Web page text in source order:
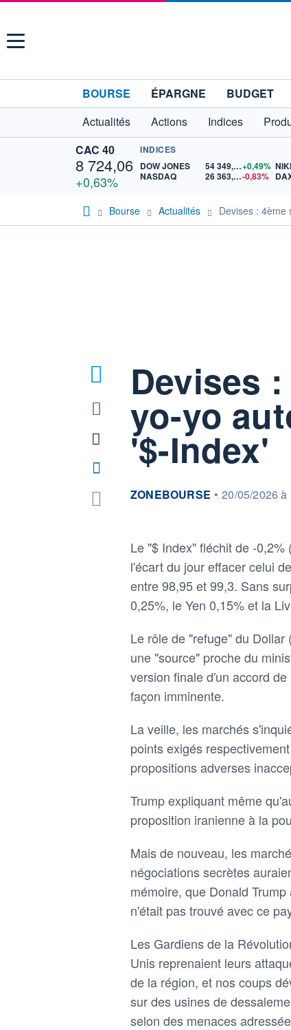
Menu
BOURSE ÉPARGNE BUDGET
Actualités
Actions Indices
CAC 40
8 724,06
+0,63%
INDICES
DOW JONES
54 349,12+0,49%
NASDAQ
26 363,44-0,83%
Bourse Actualités Devises : 4ème
Devises
yo-yo
'$-Index'
information fournie par
ZONEBOURSE • 20/05/2026 à
Le "$ Index" fléchit de -
l'écart du jour effacer celui
entre 98,95 et 99,3. Sans
0,25%, le Yen 0,15% et la
Le rôle de "refuge" du
une "source" proche du
version finale d'un accord
façon imminente.
La veille, les marchés
points exigés
propositions adverses
Trump expliquant même
proposition iranienne à la
Mais de nouveau, les
négociations secrètes
mémoire, que Donald
n'était pas trouvé avec ce
Les Gardiens de la
Unis reprenaient leurs
de la région, et nos coups
sur des usines de
selon des menaces